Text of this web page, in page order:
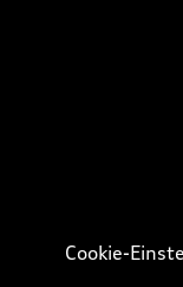
Cookie-